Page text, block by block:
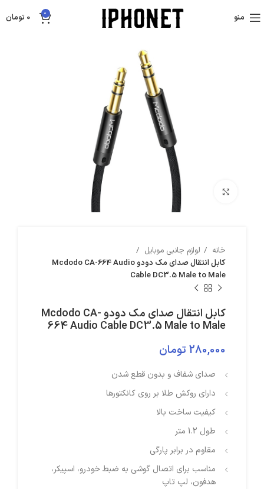
منو 0
0 تومان
بزرگنمایی تصویر
خانه
لوازم جانبی موبایل
کابل انتقال صدای مک دودو Mcdodo CA-664 Audio
Cable DC3.5 Male to Male
کابل انتقال صدای مک دودو Mcdodo CA-
664 Audio Cable DC3.5 Male to Male
280,000 تومان
صدای شفاف و بدون قطع شدن
دارای روکش طلا بر روی کانکتورها
کیفیت ساخت بالا
طول 1.2 متر
مقاوم در برابر پارگی
مناسب برای اتصال گوشی به ضبط خودرو، اسپیکر،
هدفون، لپ تاپ